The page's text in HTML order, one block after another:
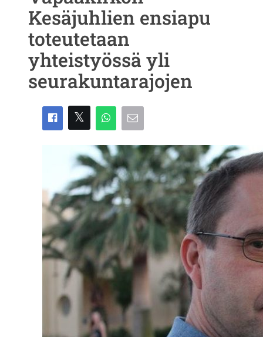
Kesäjuhlien ensiapu
toteutetaan
yhteistyössä yli
seurakuntarajojen